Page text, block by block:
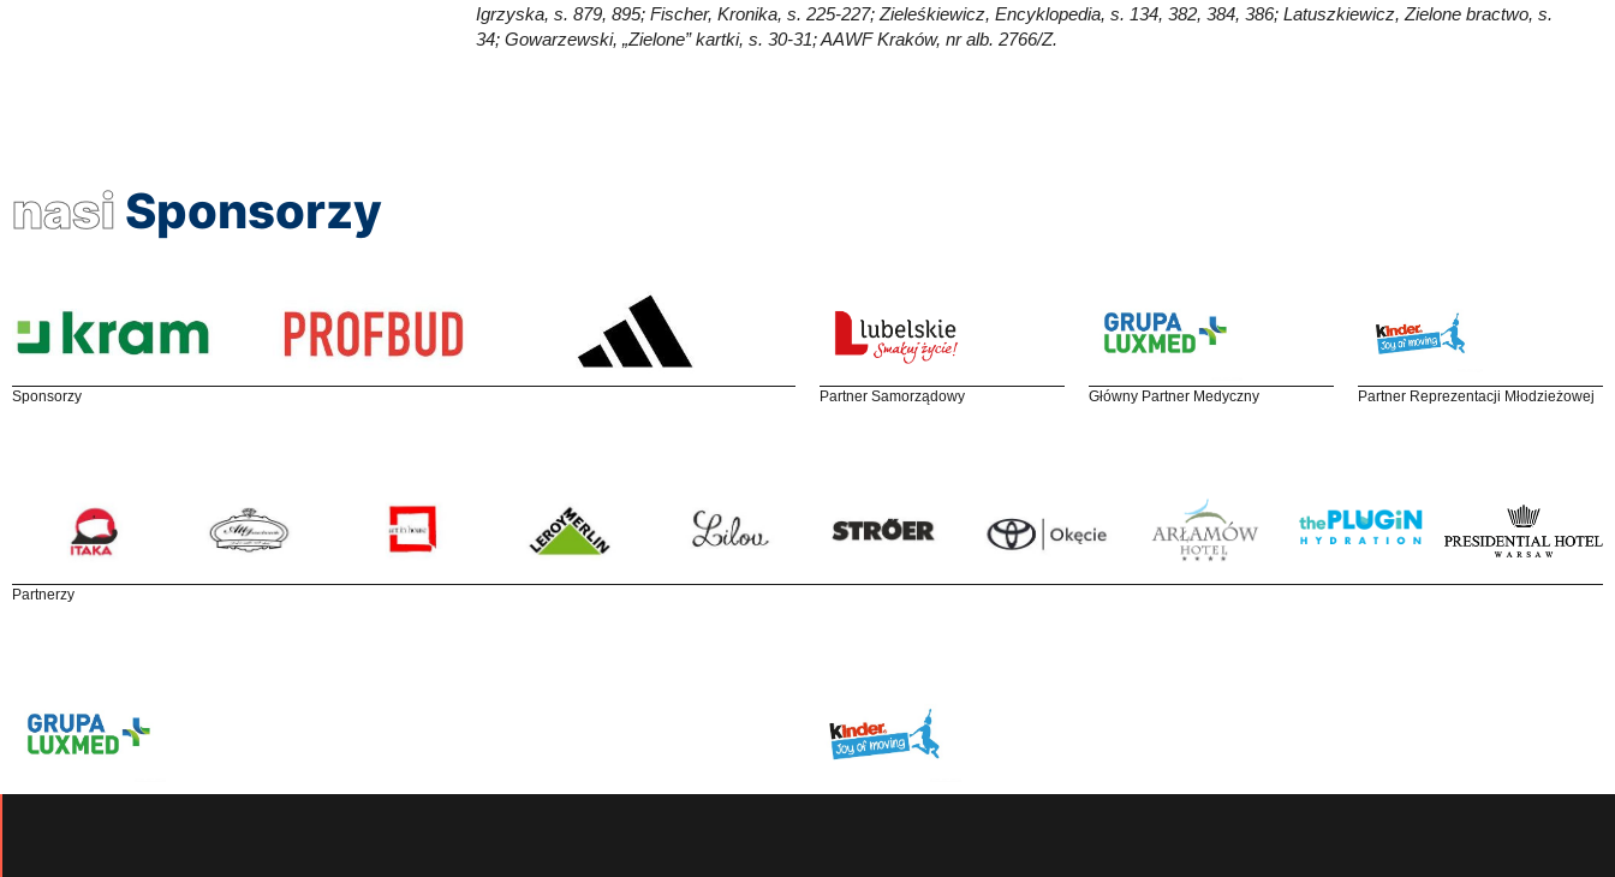
Igrzyska, s. 879, 895; Fischer, Kronika, s. 225-227; Zieleśkiewicz, Encyklopedia, s. 134, 382, 384, 386; Latuszkiewicz, Zielone bractwo, s.
34; Gowarzewski, „Zielone” kartki, s. 30-31; AAWF Kraków, nr alb. 2766/Z.
nasi Sponsorzy
Sponsorzy Partner Samorządowy Główny Partner Medyczny Partner Reprezentacji Młodzieżowej
Partnerzy